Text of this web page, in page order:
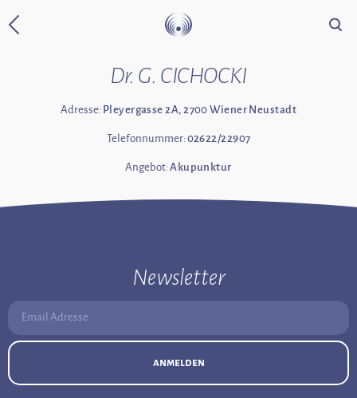
Zurück zur Startseite Suche
Dr. G. CICHOCKI
Adresse: Pleyergasse 2A, 2700 Wiener Neustadt
Telefonnummer:02622/22907
Angebot:Akupunktur
Newsletter
Email Adresse:
anmelden